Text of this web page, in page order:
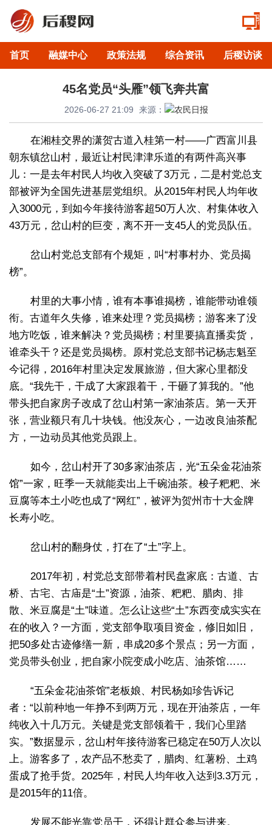
首页 融媒中心 政策法规 综合资讯 后稷访谈
45名党员“头雁”领飞奔共富
2026-06-27 21:09 来源：
在湘桂交界的潇贺古道入桂第一村——广西富川县
朝东镇岔山村，最近让村民津津乐道的有两件高兴事
儿：一是去年村民人均收入突破了3万元，二是村党总支
部被评为全国先进基层党组织。从2015年村民人均年收
入3000元，到如今年接待游客超50万人次、村集体收入
43万元，岔山村的巨变，离不开一支45人的党员队伍。
岔山村党总支部有个规矩，叫“村事村办、党员揭
榜”。
村里的大事小情，谁有本事谁揭榜，谁能带动谁领
衔。古道年久失修，谁来处理？党员揭榜；游客来了没
地方吃饭，谁来解决？党员揭榜；村里要搞直播卖货，
谁牵头干？还是党员揭榜。原村党总支部书记杨志魁至
今记得，2016年村里决定发展旅游，但大家心里都没
底。“我先干，干成了大家跟着干，干砸了算我的。”他
带头把自家房子改成了岔山村第一家油茶店。第一天开
张，营业额只有几十块钱。他没灰心，一边改良油茶配
方，一边动员其他党员跟上。
如今，岔山村开了30多家油茶店，光“五朵金花油茶
馆”一家，旺季一天就能卖出上千碗油茶。梭子粑粑、米
豆腐等本土小吃也成了“网红”，被评为贺州市十大金牌
长寿小吃。
岔山村的翻身仗，打在了“土”字上。
2017年初，村党总支部带着村民盘家底：古道、古
桥、古宅、古庙是“土”资源，油茶、粑粑、腊肉、排
散、米豆腐是“土”味道。怎么让这些“土”东西变成实实在
在的收入？一方面，党支部争取项目资金，修旧如旧，
把50多处古迹修缮一新，串成20多个景点；另一方面，
党员带头创业，把自家小院变成小吃店、油茶馆……
“五朵金花油茶馆”老板娘、村民杨如珍告诉记
者：“以前种地一年挣不到两万元，现在开油茶店，一年
纯收入十几万元。关键是党支部领着干，我们心里踏
实。”数据显示，岔山村年接待游客已稳定在50万人次以
上。游客多了，农产品不愁卖了，腊肉、红薯粉、土鸡
蛋成了抢手货。2025年，村民人均年收入达到3.3万元，
是2015年的11倍。
发展不能光靠党员干，还得让群众参与进来。